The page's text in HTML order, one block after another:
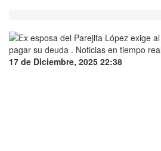
17 de Diciembre, 2025 22:38